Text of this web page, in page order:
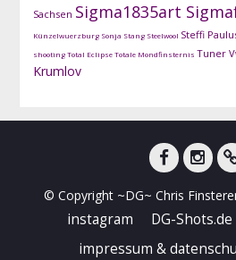
Sachsen Sigma1835art
Künzelwuerzburg Sonja Stang Steelwool Steffi
shootingTotal EclipseTotale Mondfinsternis Tuner
Krumlov
© Copyright ~DG~ Chris
instagram DG-Shots.de
impressum &